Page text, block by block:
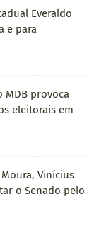
Everaldo
e para
MDB provoca
eleitorais em
Vinícius
o Senado pelo